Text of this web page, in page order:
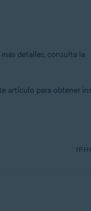
detalles, consulta la
artículo para obtener